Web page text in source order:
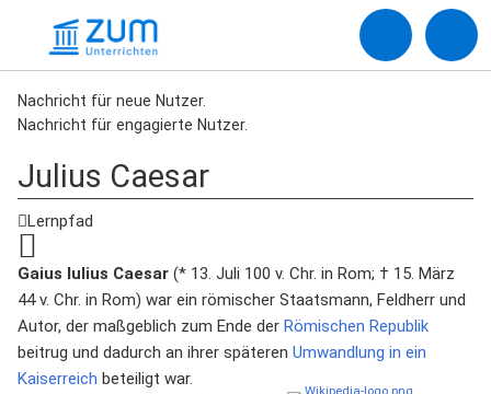
Nachricht für neue Nutzer.
Nachricht für engagierte Nutzer.
Julius Caesar
Lernpfad
Gaius Iulius Caesar (* 13. Juli 100 v. Chr. in Rom; † 15. März
44 v. Chr. in Rom) war ein römischer Staatsmann, Feldherr und
Autor, der maßgeblich zum Ende der Römischen Republik
beitrug und dadurch an ihrer späteren Umwandlung in ein
Kaiserreich beteiligt war.